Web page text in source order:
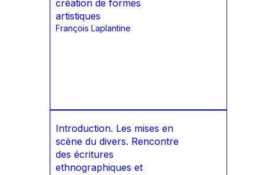
création de formes
artistiques
François Laplantine
Introduction. Les mises en
scène du divers. Rencontre
des écritures
ethnographiques et